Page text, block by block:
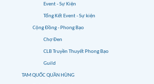
Event - Sự Kiện
Tổng Kết Event - Sự kiện
Cộng Đồng - Phong Bạo
Chợ Đen
CLB Truyền Thuyết Phong Bạo
Guild
TAM QUỐC QUẦN HÙNG